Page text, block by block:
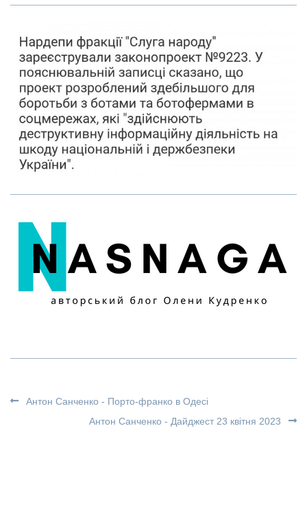
Антон Санченко - Порто-франко в Одесі
Антон Санченко - Дайджест 23 квітня 2023